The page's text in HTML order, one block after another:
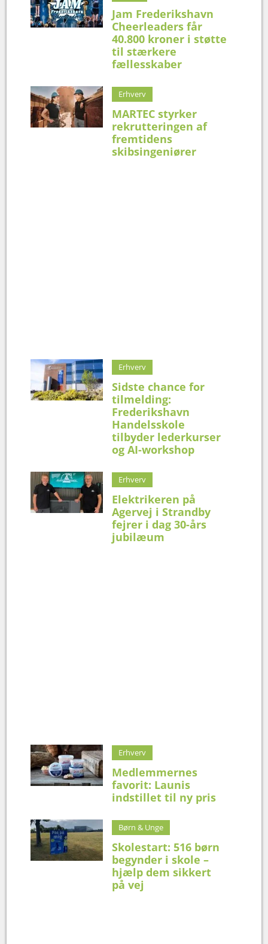
Jam Frederikshavn
Cheerleaders får
40.800 kroner i støtte
til stærkere
fællesskaber
Erhverv
MARTEC styrker
rekrutteringen af
fremtidens
skibsingeniører
Erhverv
Sidste chance for
tilmelding:
Frederikshavn
Handelsskole
tilbyder lederkurser
og AI-workshop
Erhverv
Elektrikeren på
Agervej i Strandby
fejrer i dag 30-års
jubilæum
Erhverv
Medlemmernes
favorit: Launis
indstillet til ny pris
Børn & Unge
Skolestart: 516 børn
begynder i skole –
hjælp dem sikkert
på vej